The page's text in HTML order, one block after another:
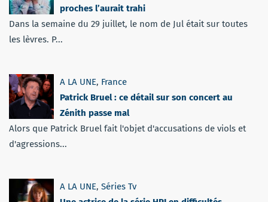
proches l’aurait trahi
Dans la semaine du 29 juillet, le nom de Jul était sur toutes
les lèvres. P...
A LA UNE, France
Patrick Bruel : ce détail sur son concert au
Zénith passe mal
Alors que Patrick Bruel fait l'objet d'accusations de viols et
d'agressions...
A LA UNE, Séries Tv